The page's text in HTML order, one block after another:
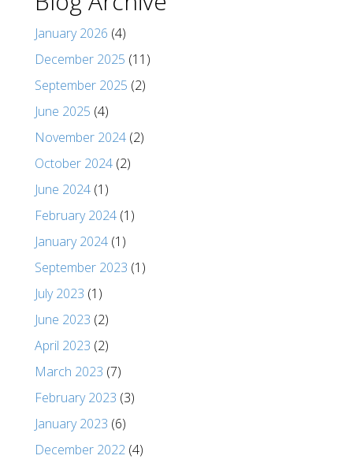
January 2026 (4)
December 2025 (11)
September 2025 (2)
June 2025 (4)
November 2024 (2)
October 2024 (2)
June 2024 (1)
February 2024 (1)
January 2024 (1)
September 2023 (1)
July 2023 (1)
June 2023 (2)
April 2023 (2)
March 2023 (7)
February 2023 (3)
January 2023 (6)
December 2022 (4)